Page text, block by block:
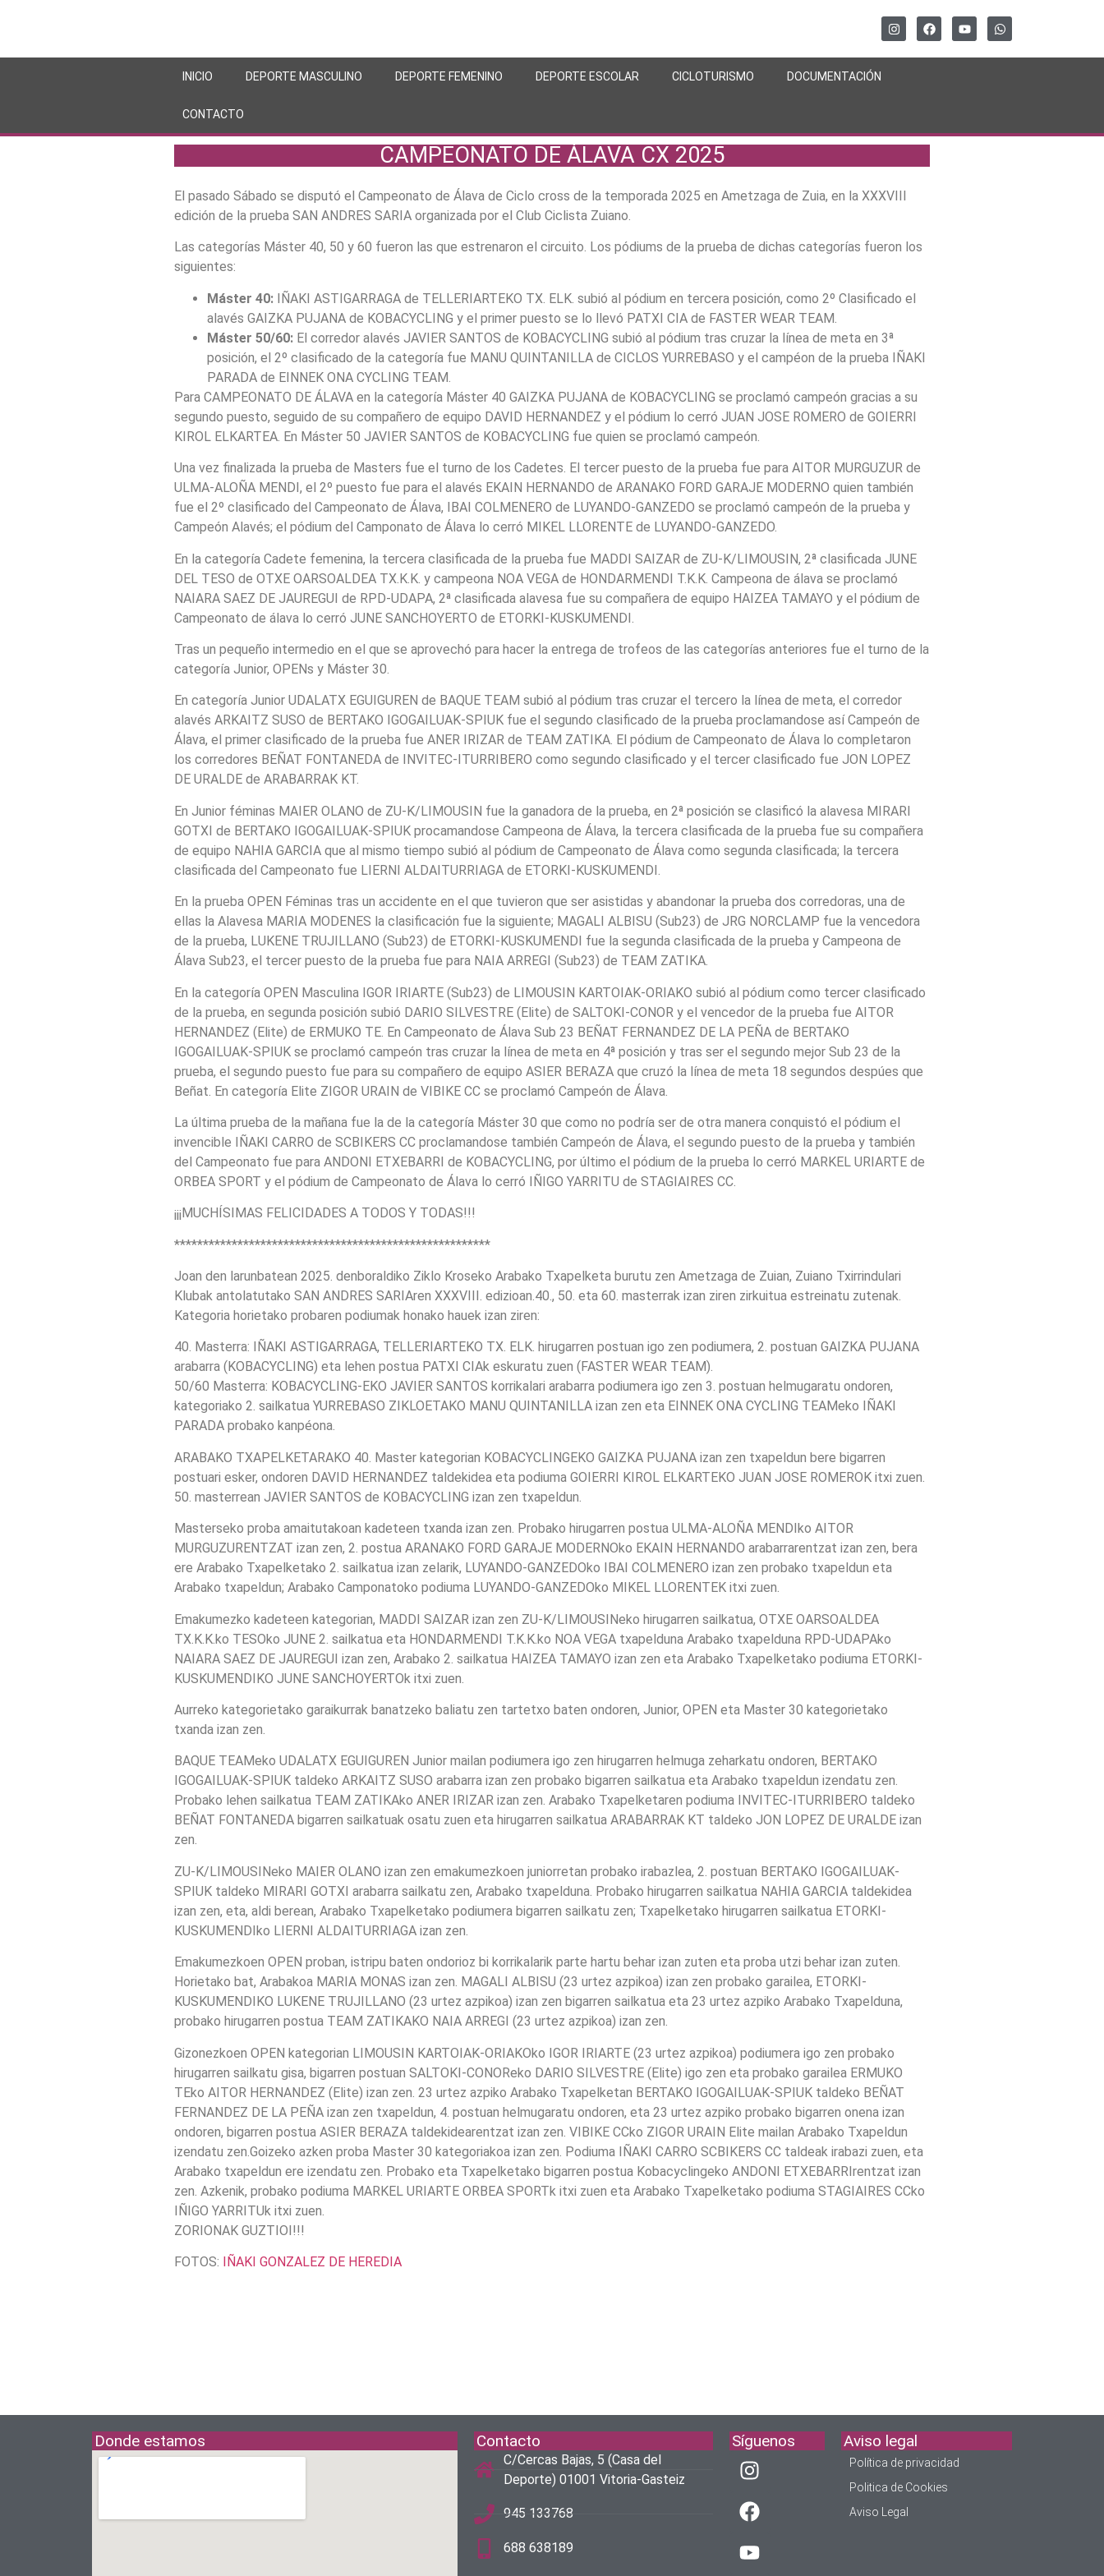
INICIO DEPORTE MASCULINO DEPORTE FEMENINO DEPORTE ESCOLAR CICLOTURISMO DOCUMENTACIÓN
CONTACTO
CAMPEONATO DE ÁLAVA CX 2025
El pasado Sábado se disputó el Campeonato de Álava de Ciclo cross de la temporada 2025 en Ametzaga de Zuia, en la XXXVIII
edición de la prueba SAN ANDRES SARIA organizada por el Club Ciclista Zuiano.
Las categorías Máster 40, 50 y 60 fueron las que estrenaron el circuito. Los pódiums de la prueba de dichas categorías fueron los
siguientes:
Máster 40: IÑAKI ASTIGARRAGA de TELLERIARTEKO TX. ELK. subió al pódium en tercera posición, como 2º Clasificado el
alavés GAIZKA PUJANA de KOBACYCLING y el primer puesto se lo llevó PATXI CIA de FASTER WEAR TEAM.
Máster 50/60: El corredor alavés JAVIER SANTOS de KOBACYCLING subió al pódium tras cruzar la línea de meta en 3ª
posición, el 2º clasificado de la categoría fue MANU QUINTANILLA de CICLOS YURREBASO y el campéon de la prueba IÑAKI
PARADA de EINNEK ONA CYCLING TEAM.
Para CAMPEONATO DE ÁLAVA en la categoría Máster 40 GAIZKA PUJANA de KOBACYCLING se proclamó campeón gracias a su
segundo puesto, seguido de su compañero de equipo DAVID HERNANDEZ y el pódium lo cerró JUAN JOSE ROMERO de GOIERRI
KIROL ELKARTEA. En Máster 50 JAVIER SANTOS de KOBACYCLING fue quien se proclamó campeón.
Una vez finalizada la prueba de Masters fue el turno de los Cadetes. El tercer puesto de la prueba fue para AITOR MURGUZUR de
ULMA-ALOÑA MENDI, el 2º puesto fue para el alavés EKAIN HERNANDO de ARANAKO FORD GARAJE MODERNO quien también
fue el 2º clasificado del Campeonato de Álava, IBAI COLMENERO de LUYANDO-GANZEDO se proclamó campeón de la prueba y
Campeón Alavés; el pódium del Camponato de Álava lo cerró MIKEL LLORENTE de LUYANDO-GANZEDO.
En la categoría Cadete femenina, la tercera clasificada de la prueba fue MADDI SAIZAR de ZU-K/LIMOUSIN, 2ª clasificada JUNE
DEL TESO de OTXE OARSOALDEA TX.K.K. y campeona NOA VEGA de HONDARMENDI T.K.K. Campeona de álava se proclamó
NAIARA SAEZ DE JAUREGUI de RPD-UDAPA, 2ª clasificada alavesa fue su compañera de equipo HAIZEA TAMAYO y el pódium de
Campeonato de álava lo cerró JUNE SANCHOYERTO de ETORKI-KUSKUMENDI.
Tras un pequeño intermedio en el que se aprovechó para hacer la entrega de trofeos de las categorías anteriores fue el turno de la
categoría Junior, OPENs y Máster 30.
En categoría Junior UDALATX EGUIGUREN de BAQUE TEAM subió al pódium tras cruzar el tercero la línea de meta, el corredor
alavés ARKAITZ SUSO de BERTAKO IGOGAILUAK-SPIUK fue el segundo clasificado de la prueba proclamandose así Campeón de
Álava, el primer clasificado de la prueba fue ANER IRIZAR de TEAM ZATIKA. El pódium de Campeonato de Álava lo completaron
los corredores BEÑAT FONTANEDA de INVITEC-ITURRIBERO como segundo clasificado y el tercer clasificado fue JON LOPEZ
DE URALDE de ARABARRAK KT.
En Junior féminas MAIER OLANO de ZU-K/LIMOUSIN fue la ganadora de la prueba, en 2ª posición se clasificó la alavesa MIRARI
GOTXI de BERTAKO IGOGAILUAK-SPIUK procamandose Campeona de Álava, la tercera clasificada de la prueba fue su compañera
de equipo NAHIA GARCIA que al mismo tiempo subió al pódium de Campeonato de Álava como segunda clasificada; la tercera
clasificada del Campeonato fue LIERNI ALDAITURRIAGA de ETORKI-KUSKUMENDI.
En la prueba OPEN Féminas tras un accidente en el que tuvieron que ser asistidas y abandonar la prueba dos corredoras, una de
ellas la Alavesa MARIA MODENES la clasificación fue la siguiente; MAGALI ALBISU (Sub23) de JRG NORCLAMP fue la vencedora
de la prueba, LUKENE TRUJILLANO (Sub23) de ETORKI-KUSKUMENDI fue la segunda clasificada de la prueba y Campeona de
Álava Sub23, el tercer puesto de la prueba fue para NAIA ARREGI (Sub23) de TEAM ZATIKA.
En la categoría OPEN Masculina IGOR IRIARTE (Sub23) de LIMOUSIN KARTOIAK-ORIAKO subió al pódium como tercer clasificado
de la prueba, en segunda posición subió DARIO SILVESTRE (Elite) de SALTOKI-CONOR y el vencedor de la prueba fue AITOR
HERNANDEZ (Elite) de ERMUKO TE. En Campeonato de Álava Sub 23 BEÑAT FERNANDEZ DE LA PEÑA de BERTAKO
IGOGAILUAK-SPIUK se proclamó campeón tras cruzar la línea de meta en 4ª posición y tras ser el segundo mejor Sub 23 de la
prueba, el segundo puesto fue para su compañero de equipo ASIER BERAZA que cruzó la línea de meta 18 segundos despúes que
Beñat. En categoría Elite ZIGOR URAIN de VIBIKE CC se proclamó Campeón de Álava.
La última prueba de la mañana fue la de la categoría Máster 30 que como no podría ser de otra manera conquistó el pódium el
invencible IÑAKI CARRO de SCBIKERS CC proclamandose también Campeón de Álava, el segundo puesto de la prueba y también
del Campeonato fue para ANDONI ETXEBARRI de KOBACYCLING, por último el pódium de la prueba lo cerró MARKEL URIARTE de
ORBEA SPORT y el pódium de Campeonato de Álava lo cerró IÑIGO YARRITU de STAGIAIRES CC.
¡¡¡MUCHÍSIMAS FELICIDADES A TODOS Y TODAS!!!
*******************************************************
Joan den larunbatean 2025. denboraldiko Ziklo Kroseko Arabako Txapelketa burutu zen Ametzaga de Zuian, Zuiano Txirrindulari
Klubak antolatutako SAN ANDRES SARIAren XXXVIII. edizioan.40., 50. eta 60. masterrak izan ziren zirkuitua estreinatu zutenak.
Kategoria horietako probaren podiumak honako hauek izan ziren:
40. Masterra: IÑAKI ASTIGARRAGA, TELLERIARTEKO TX. ELK. hirugarren postuan igo zen podiumera, 2. postuan GAIZKA PUJANA
arabarra (KOBACYCLING) eta lehen postua PATXI CIAk eskuratu zuen (FASTER WEAR TEAM).
50/60 Masterra: KOBACYCLING-EKO JAVIER SANTOS korrikalari arabarra podiumera igo zen 3. postuan helmugaratu ondoren,
kategoriako 2. sailkatua YURREBASO ZIKLOETAKO MANU QUINTANILLA izan zen eta EINNEK ONA CYCLING TEAMeko IÑAKI
PARADA probako kanpéona.
ARABAKO TXAPELKETARAKO 40. Master kategorian KOBACYCLINGEKO GAIZKA PUJANA izan zen txapeldun bere bigarren
postuari esker, ondoren DAVID HERNANDEZ taldekidea eta podiuma GOIERRI KIROL ELKARTEKO JUAN JOSE ROMEROK itxi zuen.
50. masterrean JAVIER SANTOS de KOBACYCLING izan zen txapeldun.
Masterseko proba amaitutakoan kadeteen txanda izan zen. Probako hirugarren postua ULMA-ALOÑA MENDIko AITOR
MURGUZURENTZAT izan zen, 2. postua ARANAKO FORD GARAJE MODERNOko EKAIN HERNANDO arabarrarentzat izan zen, bera
ere Arabako Txapelketako 2. sailkatua izan zelarik, LUYANDO-GANZEDOko IBAI COLMENERO izan zen probako txapeldun eta
Arabako txapeldun; Arabako Camponatoko podiuma LUYANDO-GANZEDOko MIKEL LLORENTEK itxi zuen.
Emakumezko kadeteen kategorian, MADDI SAIZAR izan zen ZU-K/LIMOUSINeko hirugarren sailkatua, OTXE OARSOALDEA
TX.K.K.ko TESOko JUNE 2. sailkatua eta HONDARMENDI T.K.K.ko NOA VEGA txapelduna Arabako txapelduna RPD-UDAPAko
NAIARA SAEZ DE JAUREGUI izan zen, Arabako 2. sailkatua HAIZEA TAMAYO izan zen eta Arabako Txapelketako podiuma ETORKI-
KUSKUMENDIKO JUNE SANCHOYERTOk itxi zuen.
Aurreko kategorietako garaikurrak banatzeko baliatu zen tartetxo baten ondoren, Junior, OPEN eta Master 30 kategorietako
txanda izan zen.
BAQUE TEAMeko UDALATX EGUIGUREN Junior mailan podiumera igo zen hirugarren helmuga zeharkatu ondoren, BERTAKO
IGOGAILUAK-SPIUK taldeko ARKAITZ SUSO arabarra izan zen probako bigarren sailkatua eta Arabako txapeldun izendatu zen.
Probako lehen sailkatua TEAM ZATIKAko ANER IRIZAR izan zen. Arabako Txapelketaren podiuma INVITEC-ITURRIBERO taldeko
BEÑAT FONTANEDA bigarren sailkatuak osatu zuen eta hirugarren sailkatua ARABARRAK KT taldeko JON LOPEZ DE URALDE izan
zen.
ZU-K/LIMOUSINeko MAIER OLANO izan zen emakumezkoen juniorretan probako irabazlea, 2. postuan BERTAKO IGOGAILUAK-
SPIUK taldeko MIRARI GOTXI arabarra sailkatu zen, Arabako txapelduna. Probako hirugarren sailkatua NAHIA GARCIA taldekidea
izan zen, eta, aldi berean, Arabako Txapelketako podiumera bigarren sailkatu zen; Txapelketako hirugarren sailkatua ETORKI-
KUSKUMENDIko LIERNI ALDAITURRIAGA izan zen.
Emakumezkoen OPEN proban, istripu baten ondorioz bi korrikalarik parte hartu behar izan zuten eta proba utzi behar izan zuten.
Horietako bat, Arabakoa MARIA MONAS izan zen. MAGALI ALBISU (23 urtez azpikoa) izan zen probako garailea, ETORKI-
KUSKUMENDIKO LUKENE TRUJILLANO (23 urtez azpikoa) izan zen bigarren sailkatua eta 23 urtez azpiko Arabako Txapelduna,
probako hirugarren postua TEAM ZATIKAKO NAIA ARREGI (23 urtez azpikoa) izan zen.
Gizonezkoen OPEN kategorian LIMOUSIN KARTOIAK-ORIAKOko IGOR IRIARTE (23 urtez azpikoa) podiumera igo zen probako
hirugarren sailkatu gisa, bigarren postuan SALTOKI-CONOReko DARIO SILVESTRE (Elite) igo zen eta probako garailea ERMUKO
TEko AITOR HERNANDEZ (Elite) izan zen. 23 urtez azpiko Arabako Txapelketan BERTAKO IGOGAILUAK-SPIUK taldeko BEÑAT
FERNANDEZ DE LA PEÑA izan zen txapeldun, 4. postuan helmugaratu ondoren, eta 23 urtez azpiko probako bigarren onena izan
ondoren, bigarren postua ASIER BERAZA taldekidearentzat izan zen. VIBIKE CCko ZIGOR URAIN Elite mailan Arabako Txapeldun
izendatu zen.Goizeko azken proba Master 30 kategoriakoa izan zen. Podiuma IÑAKI CARRO SCBIKERS CC taldeak irabazi zuen, eta
Arabako txapeldun ere izendatu zen. Probako eta Txapelketako bigarren postua Kobacyclingeko ANDONI ETXEBARRIrentzat izan
zen. Azkenik, probako podiuma MARKEL URIARTE ORBEA SPORTk itxi zuen eta Arabako Txapelketako podiuma STAGIAIRES CCko
IÑIGO YARRITUk itxi zuen.
ZORIONAK GUZTIOI!!!
FOTOS: IÑAKI GONZALEZ DE HEREDIA
Donde estamos Contacto
C/Cercas Bajas, 5 (Casa del
Deporte) 01001 Vitoria-Gasteiz
945 133768
688 638189
Síguenos Aviso legal
Política de privacidad
Politica de Cookies
Aviso Legal